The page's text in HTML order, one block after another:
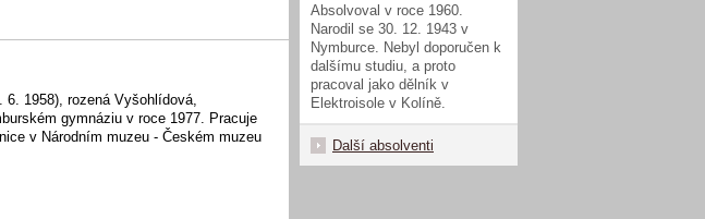
1958), rozená Vyšohlídová,
gymnáziu v roce 1977. Pracuje
v Národním muzeu - Českém muzeu
Absolvoval v roce 1960.
Narodil se 30. 12. 1943 v
Nymburce. Nebyl doporučen k
dalšímu studiu, a proto
pracoval jako dělník v
Elektroisole v Kolíně.
Další absolventi